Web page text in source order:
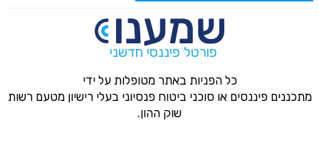
פורטל פיננסי חדשני
כל הפניות באתר מטופלות על ידי
מתכננים פיננסים או סוכני ביטוח פנסיוני בעלי רישיון מטעם רשות
שוק ההון.